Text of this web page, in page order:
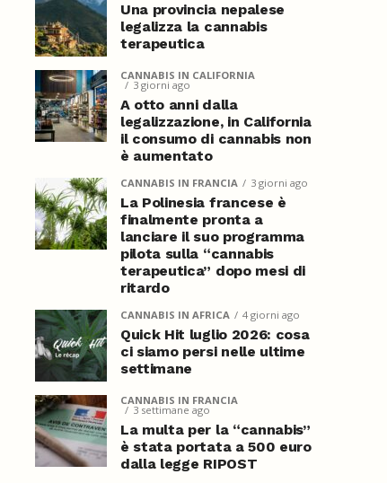
Una provincia nepalese
legalizza la cannabis
terapeutica
CANNABIS IN CALIFORNIA
3 giorni ago
A otto anni dalla
legalizzazione, in California
il consumo di cannabis non
è aumentato
CANNABIS IN FRANCIA 3 giorni ago
La Polinesia francese è
finalmente pronta a
lanciare il suo programma
pilota sulla “cannabis
terapeutica” dopo mesi di
ritardo
CANNABIS IN AFRICA 4 giorni ago
Quick Hit luglio 2026: cosa
ci siamo persi nelle ultime
settimane
CANNABIS IN FRANCIA
3 settimane ago
La multa per la “cannabis”
è stata portata a 500 euro
dalla legge RIPOST